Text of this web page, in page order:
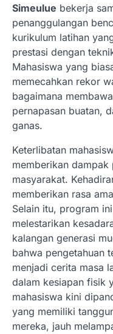
Simeulue bekerja
penanggulangan
kurikulum latihan
prestasi dengan
Mahasiswa yang
memecahkan rekor
bagaimana
pernapasan buatan,
ganas.
Keterlibatan
memberikan
masyarakat.
memberikan rasa
Selain itu, program
melestarikan
kalangan generasi
bahwa pengetahuan
menjadi cerita masa
dalam kesiapan fisik
mahasiswa kini
yang memiliki
mereka, jauh